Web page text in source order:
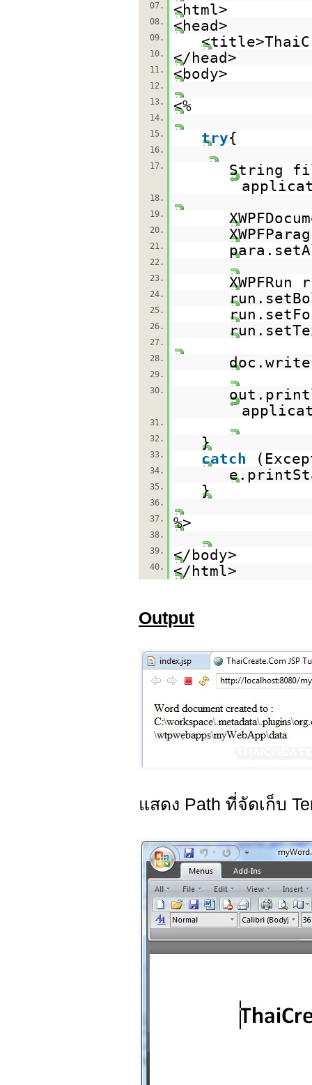
07.
<html>
08. <head>
09.
10. </head>
11. <body>
12.
13.
<%
14.
15.
try{
16.
17.
String
18.
19.
20.
21.
22.
23.
24.
25.
26.
27.
28.
29.
30.
31.
32.
}
33. catch
34.
35. }
36.
37.
%>
38.
39.
</body>
40. </html>
Output
แสดง Path ที่จัดเก็บ